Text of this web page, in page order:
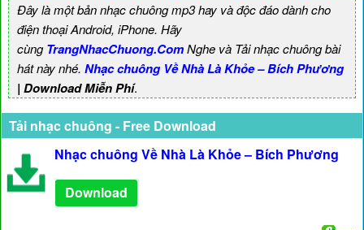
Đây là một bản nhạc chuông mp3 hay và độc đáo dành cho
điện thoại Android, iPhone. Hãy
cùngTrangNhacChuong.ComNghe và Tải nhạc chuông bài
hát này nhé. Nhạc chuông Về Nhà Là Khỏe – Bích Phương
| Download Miễn Phí.
Tải nhạc chuông - Free Download
Nhạc chuông Về Nhà Là Khỏe – Bích Phương
Download